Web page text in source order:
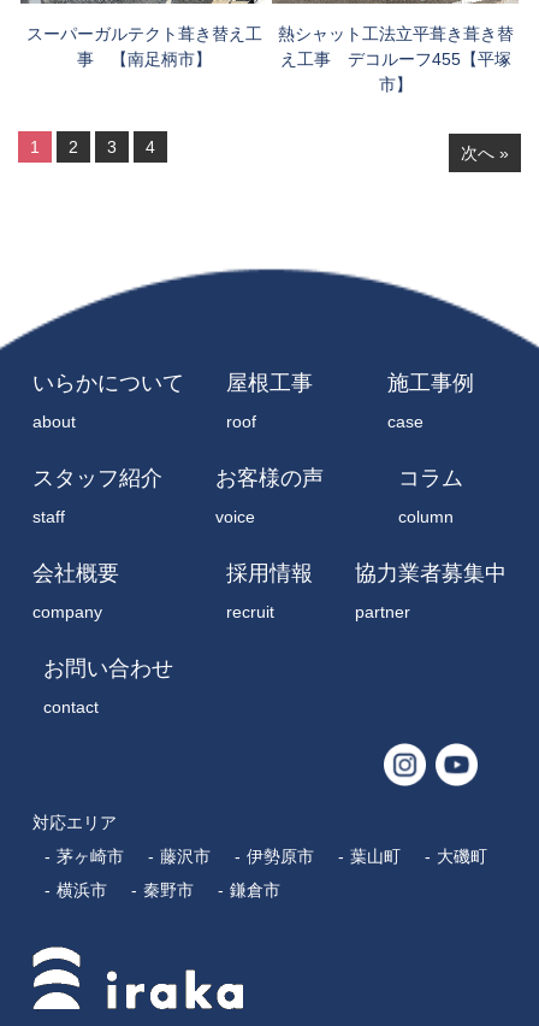
スーパーガルテクト葺き替え工
事 【南足柄市】
熱シャット工法立平葺き葺き替
え工事 デコルーフ455【平塚
市】
1 2 3 4 次へ »
いらかについて
about
屋根工事
roof
施工事例
case
スタッフ紹介
staff
お客様の声
voice
コラム
column
会社概要
company
採用情報
recruit
協力業者募集中
partner
お問い合わせ
contact
対応エリア
茅ヶ崎市
藤沢市 伊勢原市 葉山町
大磯町
横浜市
秦野市 鎌倉市